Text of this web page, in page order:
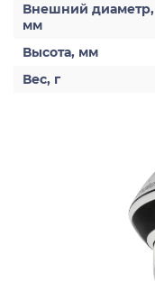
Внешний диаметр,
мм
Высота, мм
Вес, г